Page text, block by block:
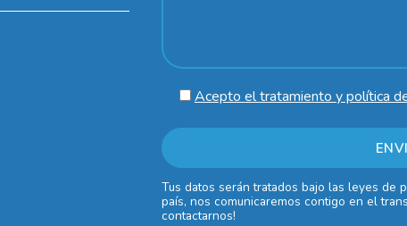
Acepto el tratamiento y política
Tus datos serán tratados bajo las leyes de
país, nos comunicaremos contigo en el
contactarnos!